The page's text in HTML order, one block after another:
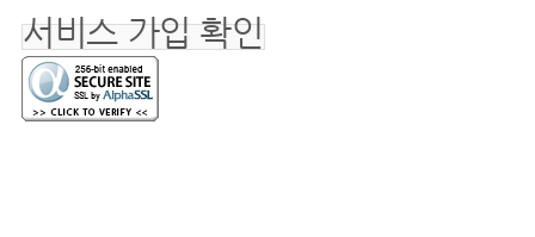
서비스 가입 확인